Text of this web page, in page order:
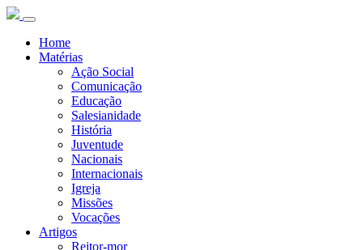
Home
Matérias
Ação Social
Comunicação
Educação
Salesianidade
História
Juventude
Nacionais
Internacionais
Igreja
Missões
Vocações
Artigos
Reitor-mor